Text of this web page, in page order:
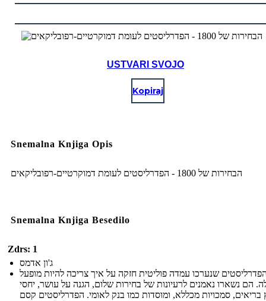
USTVARI SVOJO
Kopiraj
Snemalna Knjiga Opis
הבחירות של 1800 - הפדרליסטים לעומת דמוקרטיים-רפובליקאים
Snemalna Knjiga Besedilo
Zdrs: 1
ג'ון אדמס
שנערכו עמדה פוליטית חזקה על איך צריכה להיות מופעל
הם נשארו נאמנים לרעיונות של בחירות שלום, הגנה על עושר, יחסי
בריאים, סמכויות מכללא, ומוסדות כמו בנק לאומי. הפדרליסטים קסם